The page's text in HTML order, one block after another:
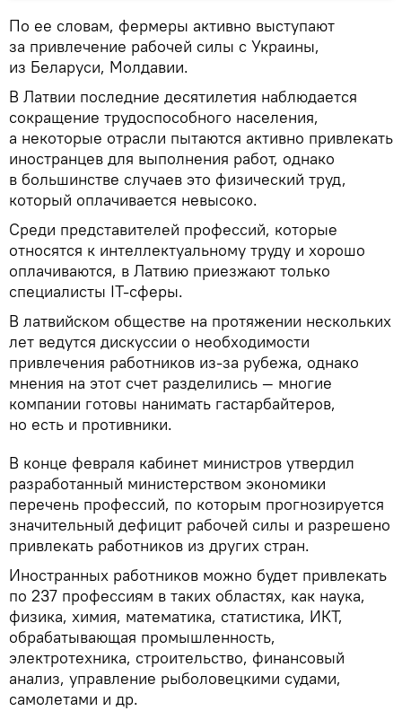
По ее словам, фермеры активно выступают
за привлечение рабочей силы с Украины,
из Беларуси, Молдавии.
В Латвии последние десятилетия наблюдается
сокращение трудоспособного населения,
а некоторые отрасли пытаются активно привлекать
иностранцев для выполнения работ, однако
в большинстве случаев это физический труд,
который оплачивается невысоко.
Среди представителей профессий, которые
относятся к интеллектуальному труду и хорошо
оплачиваются, в Латвию приезжают только
специалисты IT-сферы.
В латвийском обществе на протяжении нескольких
лет ведутся дискуссии о необходимости
привлечения работников из-за рубежа, однако
мнения на этот счет разделились — многие
компании готовы нанимать гастарбайтеров,
но есть и противники.
В конце февраля кабинет министров утвердил
разработанный министерством экономики
перечень профессий, по которым прогнозируется
значительный дефицит рабочей силы и разрешено
привлекать работников из других стран.
Иностранных работников можно будет привлекать
по 237 профессиям в таких областях, как наука,
физика, химия, математика, статистика, ИКТ,
обрабатывающая промышленность,
электротехника, строительство, финансовый
анализ, управление рыболовецкими судами,
самолетами и др.